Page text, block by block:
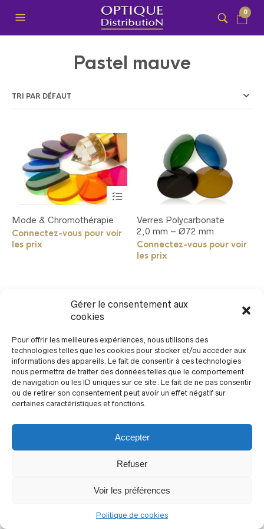
Gérer le consentement aux
cookies
Pour offrir les meilleures expériences, nous utilisons des
technologies telles que les cookies pour stocker et/ou accéder aux
informations des appareils. Le fait de consentir à ces technologies
nous permettra de traiter des données telles que le comportement
de navigation ou les ID uniques sur ce site. Le fait de ne pas consentir
ou de retirer son consentement peut avoir un effet négatif sur
certaines caractéristiques et fonctions.
Accepter
Refuser
Voir les préférences
Politique de cookies
0
Pastel mauve
Ce
plusieurs
variations.
Les
options
peuvent
la
produit
Mode & Chromothérapie
Connectez-vous pour voir
les prix
Verres Polycarbonate
2,0 mm – Ø72 mm
Connectez-vous pour voir
les prix
© Optique Distribution 2024